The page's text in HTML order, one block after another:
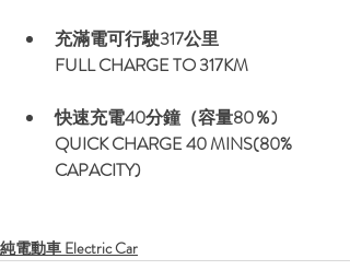
充滿電可行駛317公里
FULL CHARGE TO 317KM
快速充電40分鐘（容量80％)
QUICK CHARGE 40 MINS(80%
CAPACITY)
純電動車 Electric Car